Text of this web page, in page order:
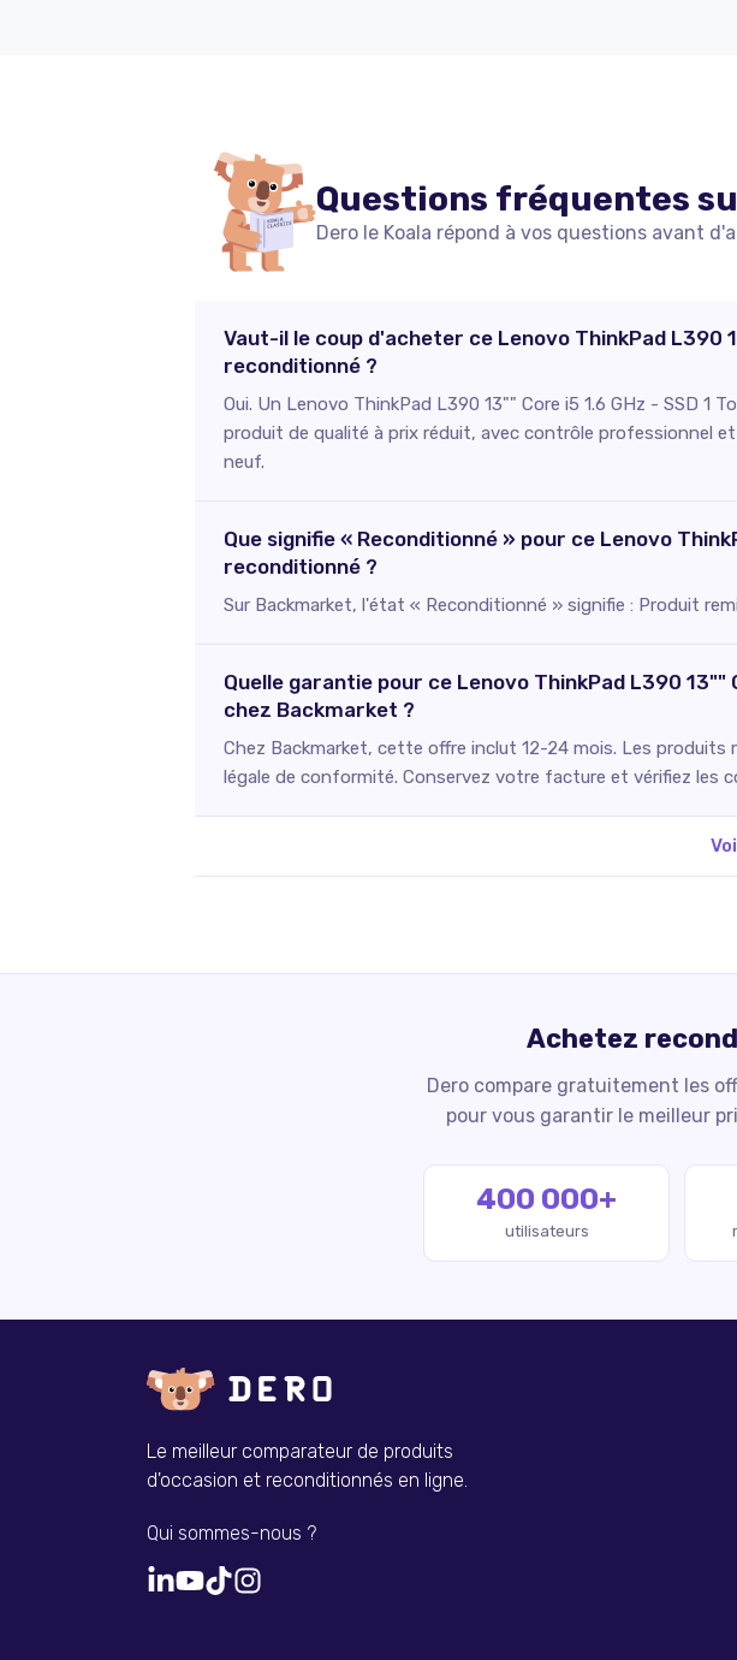
Questions fréquentes
Dero le Koala répond à vos questions avant
Vaut-il le coup d'acheter ce Lenovo ThinkPad L390
reconditionné ?
Oui. Un Lenovo ThinkPad L390 13"" Core i5 1.6 GHz - SSD 1
produit de qualité à prix réduit, avec contrôle professionnel
neuf.
Que signifie « Reconditionné » pour ce Lenovo
reconditionné ?
Sur Backmarket, l'état « Reconditionné » signifie : Produit
Quelle garantie pour ce Lenovo ThinkPad L390 13""
chez Backmarket ?
Chez Backmarket, cette offre inclut 12-24 mois. Les
légale de conformité. Conservez votre facture et vérifiez les
Achetez
Dero compare gratuitement les
pour vous garantir le meilleur
400 000+
utilisateurs
Le meilleur comparateur de produits
d'occasion et reconditionnés en ligne.
Qui sommes-nous ?